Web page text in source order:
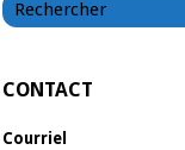
CONTACT
Courriel